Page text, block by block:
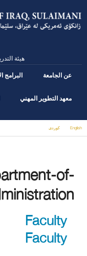
هيئة
عن الجامعة البرامج
معهد التطوير المهني
English كوردى
of-
Faculty
Faculty